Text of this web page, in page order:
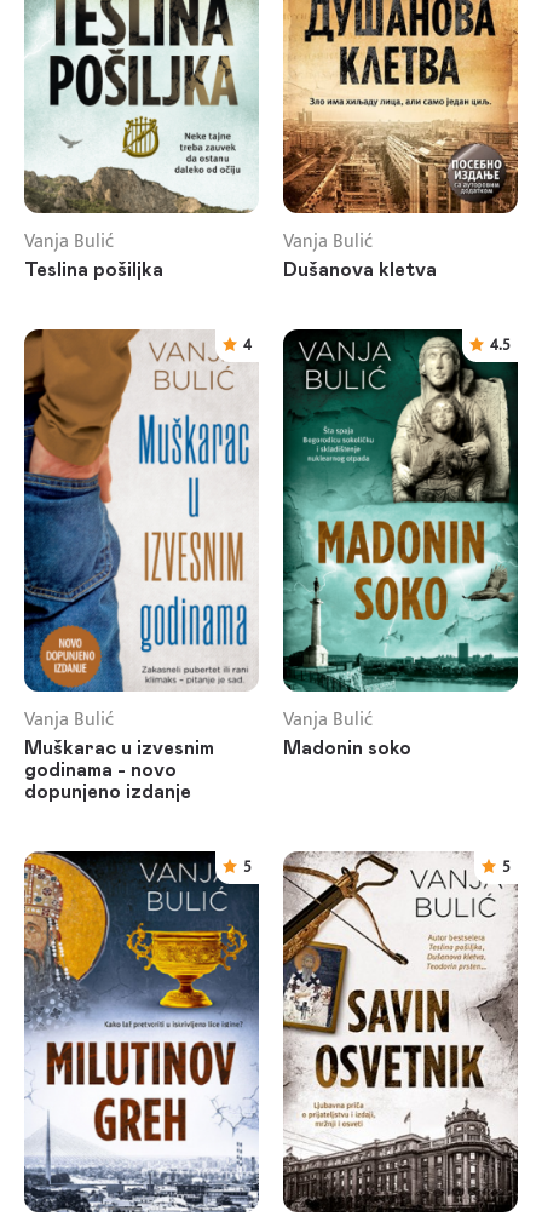
Vanja Bulić
Teslina pošiljka
Vanja Bulić
Dušanova kletva
4
Vanja Bulić
Muškarac u izvesnim
godinama - novo
dopunjeno izdanje
4.5
Vanja Bulić
Madonin soko
5 5